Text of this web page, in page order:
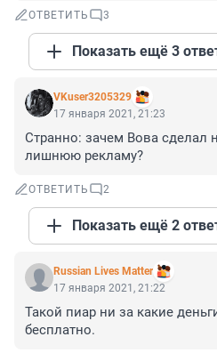
ОТВЕТИТЬ 3
Показать ещё 3
VKuser3205329
17 января 2021, 21:23
Странно: зачем Вова сделал
лишнюю рекламу?
ОТВЕТИТЬ 2
Показать ещё 2
Russian Lives Matter
17 января 2021, 21:22
Такой пиар ни за какие
бесплатно.